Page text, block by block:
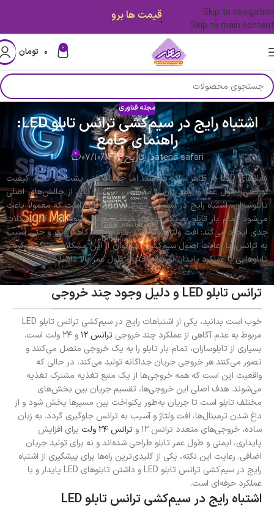
Skip to navigation
Skip to main content
0 ۰ تومان
مجله فناوری
اشتباه رایج در سیم‌کشی ترانس تابلو LED:
راهنمای جامع
atena safariدر تاریخ 07/10/1404 0
تابلوهای LED به ظاهر ساده هستند، اما جزئیات فنی پشت هر تابلو، کیفیت
نوردهی، طول عمر و ایمنی آن را مشخص می‌کند. یکی از چالش‌های اصلی
تابلو‌سازان، اشتباه رایج در سیم‌کشی ترانس تابلو LED است که معمولاً باعث
می‌شود تمام بار تابلو به یک خروجی ترانس متصل شود. این کار مشکلات
جدی ایجاد می‌کند: افت ولتاژ، داغ شدن ترمینال‌ها، کاهش نور و حتی آسیب
به ترانس. با رعایت اصول سیم‌کشی، می‌توان از این مشکلات جلوگیری کرد و
تابلوهایی با عملکرد پایدار، نور یکنواخت و طول عمر بالا داشت.
ترانس تابلو LED و دلیل وجود چند خروجی
خوب است بدانید، یکی از اشتباهات رایج در سیم‌کشی ترانس تابلو LED
مربوط به عدم آگاهی از عملکرد چند خروجی ترانس ۱۲
و ۲۴ ولت است.
بسیاری از تابلو‌سازان، تمام بار تابلو را به یک خروجی متصل می‌کنند و
تصور می‌کنند هر خروجی جریان جداگانه تولید می‌کند، در حالی که
واقعیت این است که همه خروجی‌ها از یک منبع تغذیه مشترک تغذیه
می‌شوند. هدف اصلی این خروجی‌ها، تقسیم جریان بین بخش‌های
مختلف تابلو است تا جریان به‌طور یکنواخت بین مسیرها پخش شود و از
داغ شدن ترمینال‌ها، افت ولتاژ و آسیب به ترانس جلوگیری گردد. به زبان
ساده، خروجی‌های متعدد ترانس ۱۲ و
ترانس ۲۴ ولت
برای افزایش
پایداری، ایمنی و طول عمر تابلو طراحی شده‌اند و نه برای تولید جریان
اضافی. رعایت این نکته، یکی از کلیدی‌ترین راه‌ها برای پیشگیری از اشتباه
رایج در سیم‌کشی ترانس تابلو LED و داشتن تابلوهای LED پایدار و با
عملکرد حرفه‌ای است.
اشتباه رایج در سیم‌کشی ترانس تابلو LED
قیمت ها بروز میباشد.